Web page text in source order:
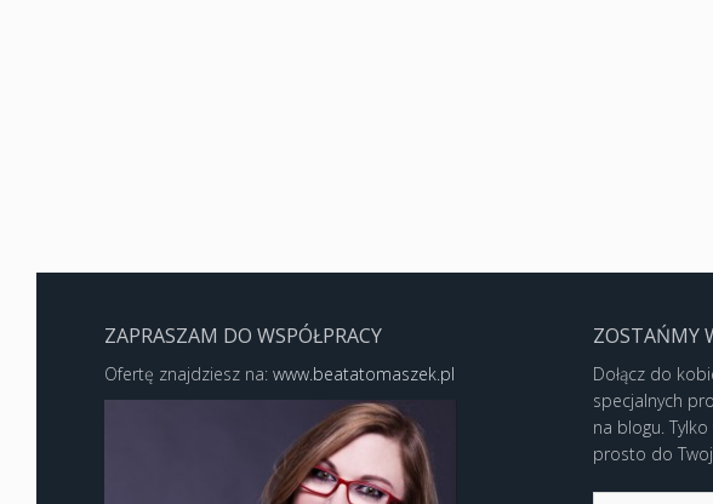
ZAPRASZAM DO WSPÓŁPRACY
Ofertę znajdziesz na: www.beatatomaszek.pl
ZOSTAŃMY
Dołącz do
specjalnych
na blogu.
prosto do